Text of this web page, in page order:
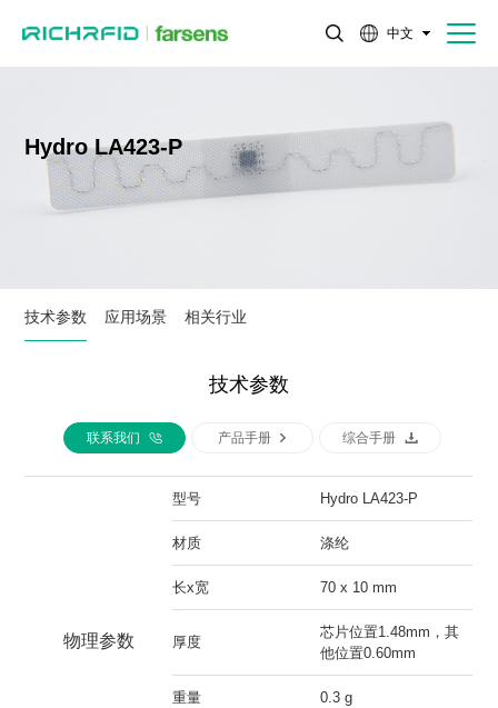
中文
Hydro LA423-P
技术参数 应用场景 相关行业
技术参数
联系我们 产品手册 综合手册
物理参数
型号 Hydro LA423-P
材质 涤纶
长x宽 70 x 10 mm
厚度
芯片位置1.48mm，其
他位置0.60mm
重量 0.3 g